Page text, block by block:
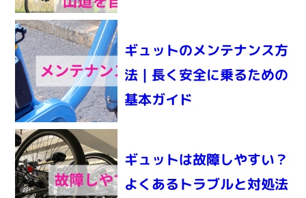
ギュットのメンテナンス方
法｜長く安全に乗るための
基本ガイド
ギュットは故障しやすい？
よくあるトラブルと対処法